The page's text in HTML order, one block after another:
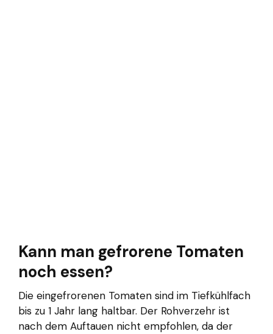
Kann man gefrorene Tomaten
noch essen?
Die eingefrorenen Tomaten sind im Tiefkühlfach
bis zu 1 Jahr lang haltbar. Der Rohverzehr ist
nach dem Auftauen nicht empfohlen, da der